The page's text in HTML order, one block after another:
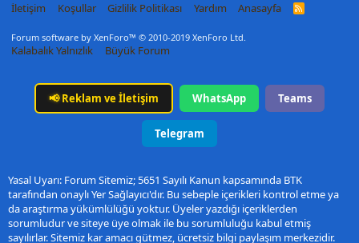
İletişim
Koşullar Gizlilik Politikası Yardım Anasayfa
R
Forum software by XenForo™ © 2010-2019 XenForo Ltd.
Kalabalık Yalnızlık Büyük Forum
📢Reklam ve İletişim WhatsApp Teams
Telegram
Yasal Uyarı: Forum Sitemiz; 5651 Sayılı Kanun kapsamında BTK
tarafından onaylı Yer Sağlayıcı'dır. Bu sebeple içerikleri kontrol etme ya
da araştırma yükümlülüğü yoktur. Üyeler yazdığı içeriklerden
sorumludur ve siteye üye olmak ile bu sorumluluğu kabul etmiş
sayılırlar. Sitemiz kar amacı gütmez, ücretsiz bilgi paylaşım merkezidir.